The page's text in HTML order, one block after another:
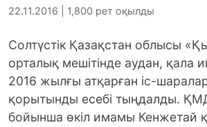
22.11.2016 | 1,800 рет оқылды
Солтүстік Қазақстан облысы
орталық мешітінде аудан, қала
2016 жылғы атқарған іс-
қорытынды есебі тыңдалды.
бойынша өкіл имамы Кенжетай